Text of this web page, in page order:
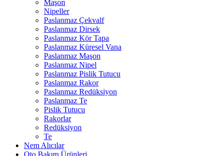
Maşon
Nipeller
Paslanmaz Çekvalf
Paslanmaz Dirsek
Paslanmaz Kör Tapa
Paslanmaz Küresel Vana
Paslanmaz Maşon
Paslanmaz Nipel
Paslanmaz Pislik Tutucu
Paslanmaz Rakor
Paslanmaz Redüksiyon
Paslanmaz Te
Pislik Tutucu
Rakorlar
Redüksiyon
Te
Nem Alıcılar
Oto Bakım Ürünleri